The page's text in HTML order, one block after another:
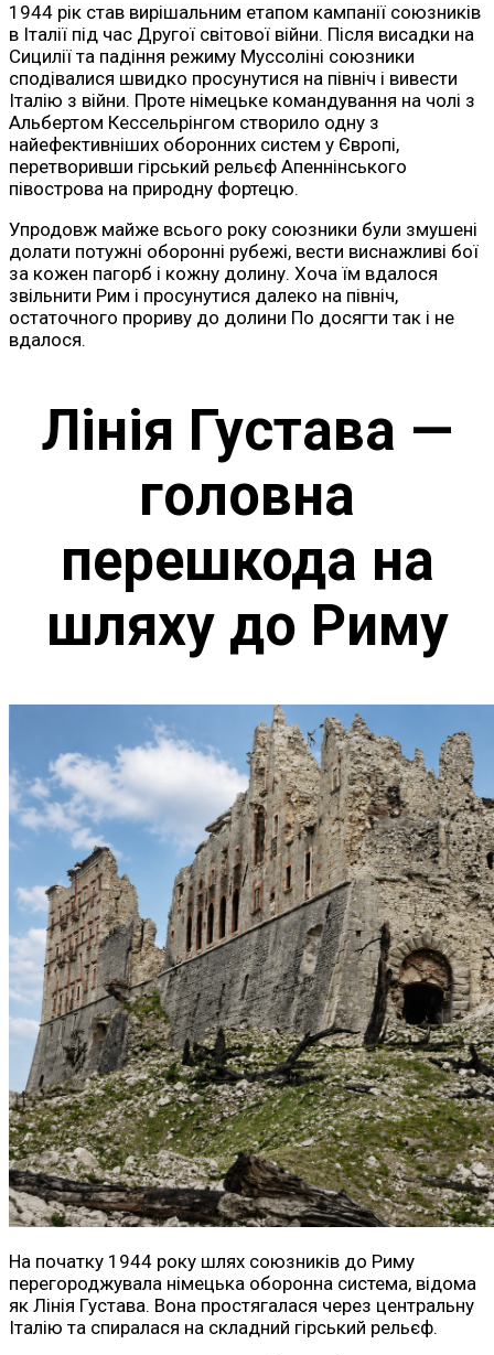
1944 рік став вирішальним етапом кампанії союзників
в Італії під час Другої світової війни. Після висадки на
Сицилії та падіння режиму Муссоліні союзники
сподівалися швидко просунутися на північ і вивести
Італію з війни. Проте німецьке командування на чолі з
Альбертом Кессельрінгом створило одну з
найефективніших оборонних систем у Європі,
перетворивши гірський рельєф Апеннінського
півострова на природну фортецю.
Упродовж майже всього року союзники були змушені
долати потужні оборонні рубежі, вести виснажливі бої
за кожен пагорб і кожну долину. Хоча їм вдалося
звільнити Рим і просунутися далеко на північ,
остаточного прориву до долини По досягти так і не
вдалося.
Лінія Густава —
головна
перешкода на
шляху до Риму
На початку 1944 року шлях союзників до Риму
перегороджувала німецька оборонна система, відома
як Лінія Густава. Вона простягалася через центральну
Італію та спиралася на складний гірський рельєф.